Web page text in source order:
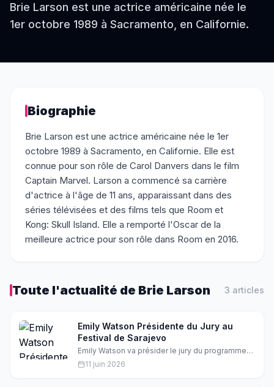
Brie Larson est une actrice américaine née le
1er octobre 1989 à Sacramento, en Californie.
Biographie
Brie Larson est une actrice américaine née le 1er
octobre 1989 à Sacramento, en Californie. Elle est
connue pour son rôle de Carol Danvers dans le film
Captain Marvel. Larson a commencé sa carrière
d'actrice à l'âge de 11 ans, apparaissant dans des
séries télévisées et des films tels que Room et
Kong: Skull Island. Elle a remporté l'Oscar de la
meilleure actrice pour son rôle dans Room en 2016.
Toute l'actualité de Brie Larson 3 articles
Emily Watson Présidente du Jury au
Festival de Sarajevo
Emily Watson va présider le jury du programme
de concours de films au 32e Festival de
Sarajevo. Elle recevra également le cœur
11 juin 2026